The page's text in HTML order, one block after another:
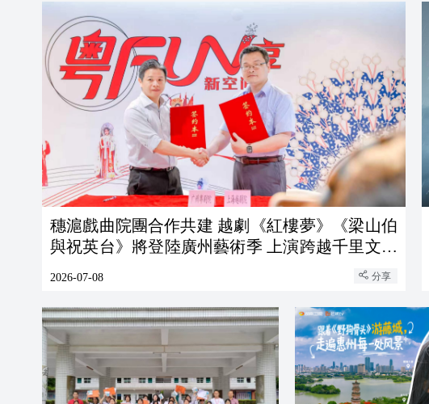
穗滬戲曲院團合作共建 越劇《紅樓夢》《梁山伯
與祝英台》將登陸廣州藝術季 上演跨越千里文化
2026-07-08 分享